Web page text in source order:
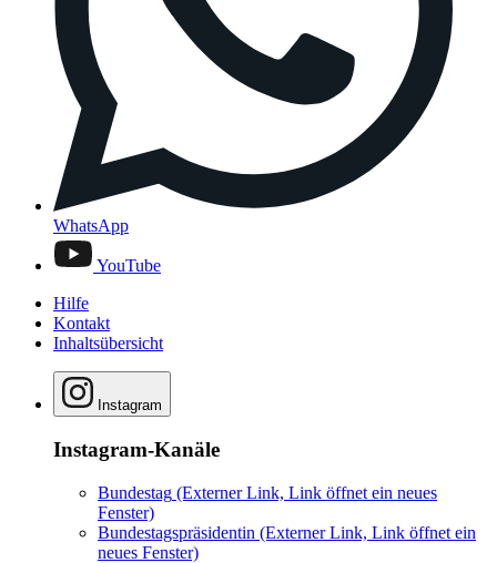
WhatsApp
YouTube
Hilfe
Kontakt
Inhaltsübersicht
Instagram
Instagram-Kanäle
Bundestag (Externer Link, Link öffnet ein neues
Fenster)
Bundestagspräsidentin (Externer Link, Link öffnet ein
neues Fenster)